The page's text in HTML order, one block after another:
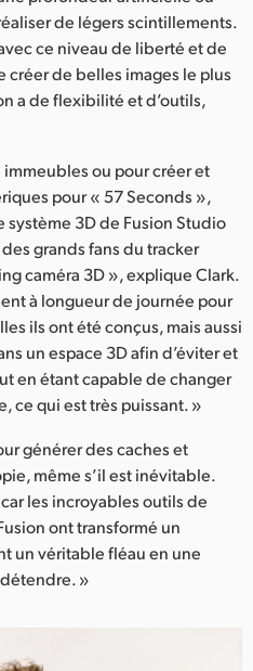
de légers scintillements.
ce niveau de liberté et de
créer de belles images le plus
a de flexibilité et d’outils,
ou pour créer et
pour « 57 Seconds »,
système 3D de Fusion Studio
grands fans du tracker
caméra 3D », explique Clark.
à longueur de journée pour
ils ont été conçus, mais aussi
un espace 3D afin d’éviter et
en étant capable de changer
ce qui est très puissant. »
générer des caches et
même s’il est inévitable.
les incroyables outils de
ont transformé un
un véritable fléau en une
»